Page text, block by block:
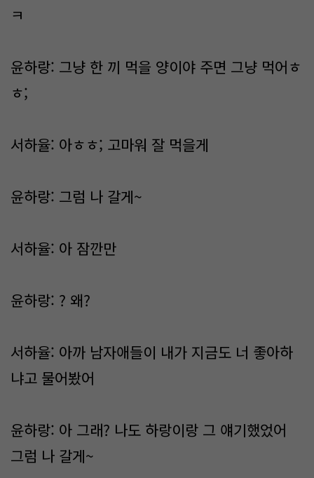
ㅋ
윤하랑: 그냥 한 끼 먹을 양이야 주면 그냥 먹어ㅎ
ㅎ;
서하율: 아ㅎㅎ; 고마워 잘 먹을게
윤하랑: 그럼 나 갈게~
서하율: 아 잠깐만
윤하랑: ? 왜?
서하율: 아까 남자애들이 내가 지금도 너 좋아하
냐고 물어봤어
윤하랑: 아 그래? 나도 하랑이랑 그 얘기했었어
그럼 나 갈게~